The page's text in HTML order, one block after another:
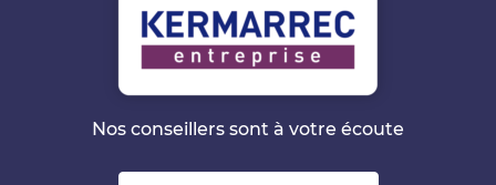
Nos conseillers sont à votre écoute